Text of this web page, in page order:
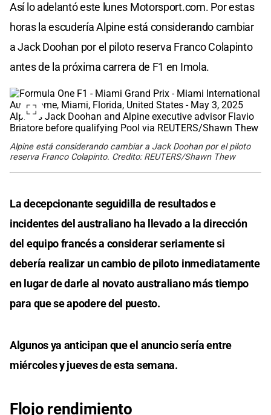
Así lo adelantó este lunes Motorsport.com. Por estas
horas la escudería Alpine está considerando cambiar
a Jack Doohan por el piloto reserva Franco Colapinto
antes de la próxima carrera de F1 en Imola.
Alpine está considerando cambiar a Jack Doohan por el piloto
reserva Franco Colapinto. Credito: REUTERS/Shawn Thew
La decepcionante seguidilla de resultados e
incidentes del australiano ha llevado a la dirección
del equipo francés a considerar seriamente si
debería realizar un cambio de piloto inmediatamente
en lugar de darle al novato australiano más tiempo
para que se apodere del puesto.
Algunos ya anticipan que el anuncio sería entre
miércoles y jueves de esta semana.
Flojo rendimiento